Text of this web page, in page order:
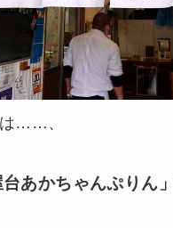
……、
台あかちゃんぷりん」